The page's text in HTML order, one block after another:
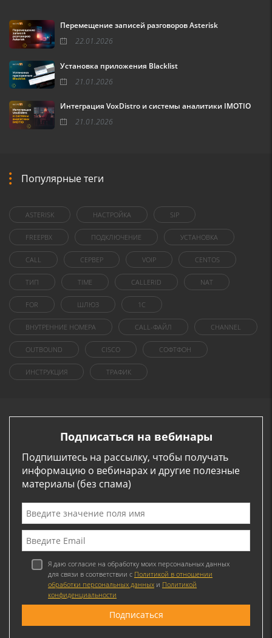
Перемещение записей разговоров Asterisk
22.01.2026
Установка приложения Blacklist
21.01.2026
Интеграция VoxDistro и системы аналитики IMOTIO
21.01.2026
Популярные теги
ASTERISK НАСТРОЙКА SIP
FREEPBX ПОДКЛЮЧЕНИЕ УСТАНОВКА
CALL СЕРВЕР VOIP CENTOS
ТИП TIME CALLERID NAT
FOR ШЛЮЗ 1C
ВНУТРЕННИЕ НОМЕРА CALL-ФАЙЛ CHANNEL
OUTBOUND CISCO СОФТФОН
ИНСТРУКЦИЯ ТРАФИК
Подписаться на вебинары
Подпишитесь на рассылку, чтобы получать
информацию о вебинарах и другие полезные
материалы (без спама)
Я даю согласие на обработку моих персональных данных
для связи в соответствии с Политикой в отношении
обработки персональных данных и Политикой
конфиденциальности